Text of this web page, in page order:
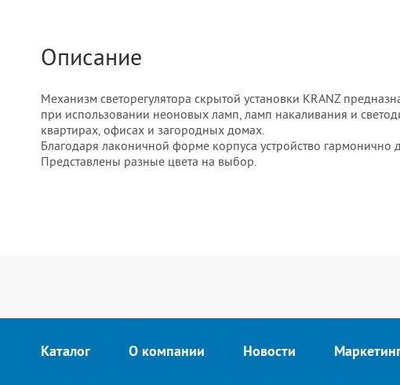
Описание
Механизм светорегулятора скрытой установки KRANZ
при использовании неоновых ламп, ламп накаливания и
квартирах, офисах и загородных домах.
Благодаря лаконичной форме корпуса устройство гармонично
Представлены разные цвета на выбор.
Каталог О компании Новости